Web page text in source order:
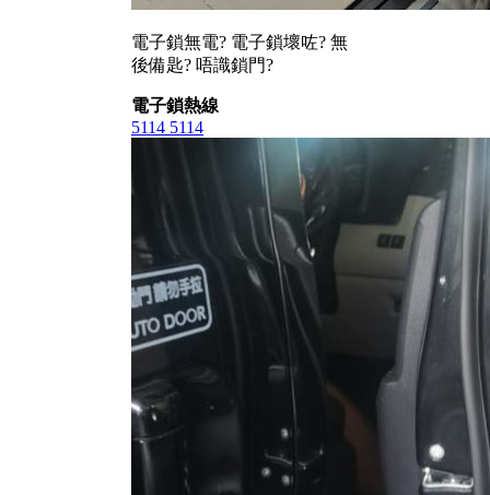
電子鎖無電? 電子鎖壞咗? 無
後備匙? 唔識鎖門?
電子鎖熱線
5114 5114